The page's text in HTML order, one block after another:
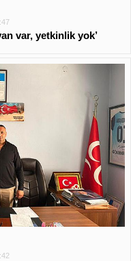
var, yetkinlik yok’